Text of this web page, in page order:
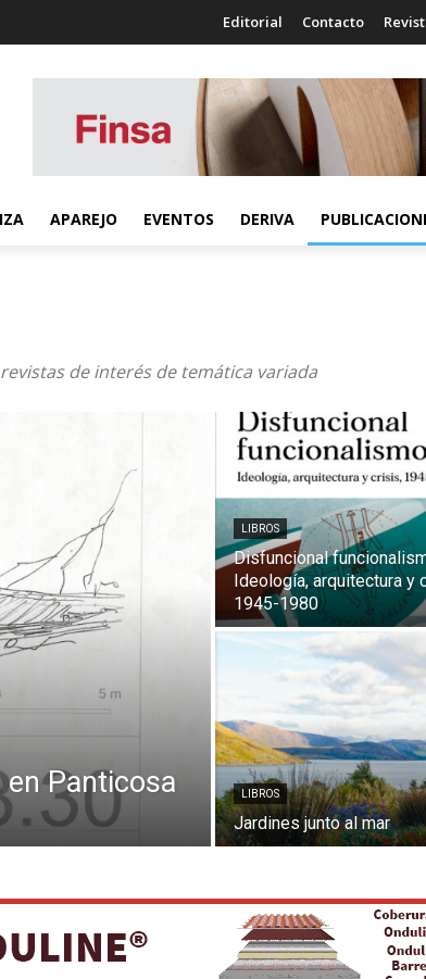
Editorial Contacto
APAREJO EVENTOS DERIVA
de interés de temática variada
en Panticosa
LIBROS
Disfuncional
Ideología, arquitectura y
1945-1980
LIBROS
Jardines junto al mar